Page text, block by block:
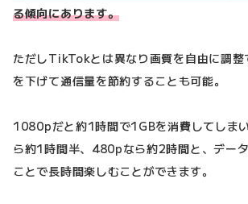
る傾向にあります。
ただしTikTokとは異なり画質を自由に調整
を下げて通信量を節約することも可能。
1080pだと約1時間で1GBを消費してしま
ら約1時間半、480pなら約2時間と、デー
ことで長時間楽しむことができます。